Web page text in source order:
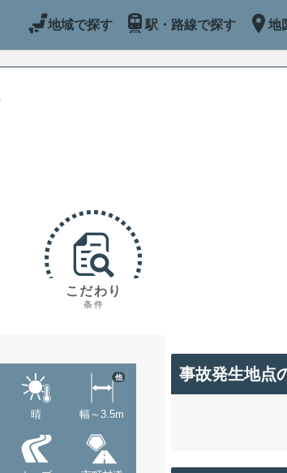
地域で探す 駅・路線で探す 地
こだわり
条件
晴 幅～3.5m
他 事故発生地点